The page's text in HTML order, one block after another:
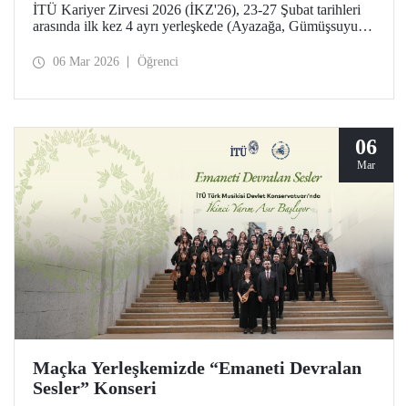
İTÜ Kariyer Zirvesi 2026 (İKZ'26), 23-27 Şubat tarihleri
arasında ilk kez 4 ayrı yerleşkede (Ayazağa, Gümüşsuyu
zamanlı düzenlendi.
06 Mar 2026 Öğrenci
06
Mar
Maçka Yerleşkemizde “Emaneti Devralan
Sesler” Konseri